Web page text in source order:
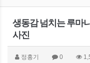
생동감 넘치는 루마
사진
정홍기 0